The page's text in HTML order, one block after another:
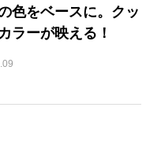
色をベースに。クッ
ラーが映える！